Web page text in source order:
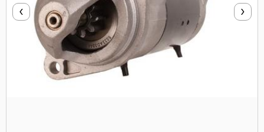
‹ ›